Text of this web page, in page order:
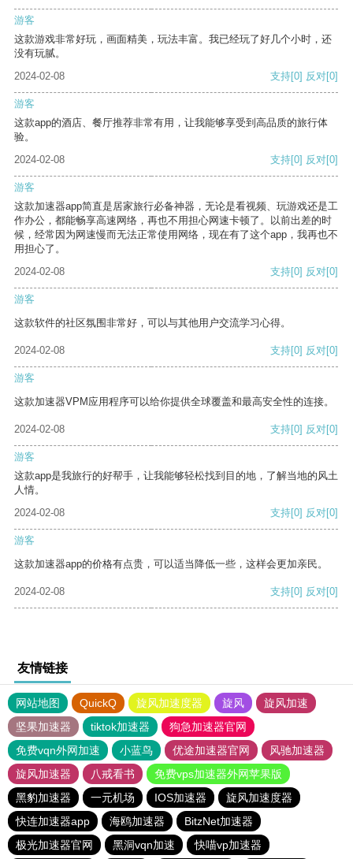
游客
这款游戏非常好玩，画面精美，玩法丰富。我已经玩了好几个小时，还
没有玩腻。
2024-02-08
支持[0] 反对[0]
游客
这款app的酒店、餐厅推荐非常有用，让我能够享受到高品质的旅行体
验。
2024-02-08
支持[0] 反对[0]
游客
这款加速器app简直是居家旅行必备神器，无论是看视频、玩游戏还是工
作办公，都能畅享高速网络，再也不用担心网速卡顿了。以前出差的时
候，经常因为网速慢而无法正常使用网络，现在有了这个app，我再也不
用担心了。
2024-02-08
支持[0] 反对[0]
游客
这款软件的社区氛围非常好，可以与其他用户交流学习心得。
2024-02-08 支持[0] 反对[0]
游客
这款加速器VPM应用程序可以给你提供全球覆盖和最高安全性的连接。
2024-02-08 支持[0] 反对[0]
游客
这款app是我旅行的好帮手，让我能够轻松找到目的地，了解当地的风土
人情。
2024-02-08
支持[0] 反对[0]
游客
这款加速器app的价格有点贵，可以适当降低一些，这样会更加亲民。
2024-02-08 支持[0] 反对[0]
友情链接
网站地图 QuickQ 旋风加速度器 旋风
旋风加速
坚果加速器
tiktok加速器
狗急加速器官网
免费vqn外网加速
小蓝鸟 优途加速器官网
风驰加速器
旋风加速器
八戒看书
免费vps加速器外网苹果版
黑豹加速器
一元机场 IOS加速器
旋风加速度器
快连加速器app
海鸥加速器
BitzNet加速器
极光加速器官网
黑洞vqn加速 快喵vp加速器